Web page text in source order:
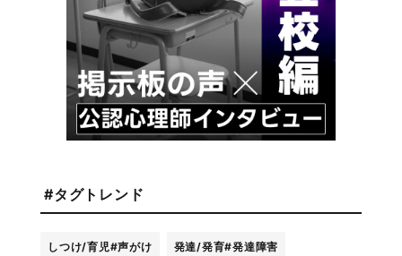
#タグトレンド
しつけ/育児#声がけ 発達/発育#発達障害